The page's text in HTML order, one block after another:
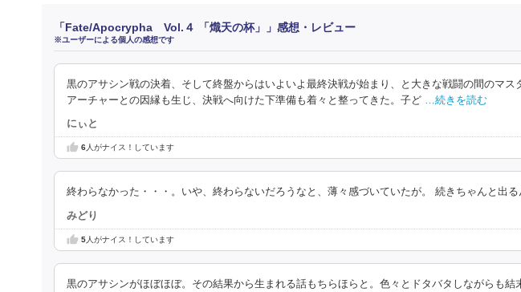
「Fate/Apocrypha Vol.４ 「熾天の杯」」感想・レビュー
※ユーザーによる個人の感想です
黒のアサシン戦の決着、そして終盤からはいよいよ最終決戦が始まり、と大きな戦闘の間のマ
アーチャーとの因縁も生じ、決戦へ向けた下準備も着々と整ってきた。子ど
…続きを読む
にぃと
6人がナイス！しています
終わらなかった・・・。いや、終わらないだろうなと、薄々感づいていたが。 続きちゃんと出る
みどり
5人がナイス！しています
黒のアサシンがほぼほぼ。その結果から生まれる話もちらほらと。色々とドタバタしながらも結